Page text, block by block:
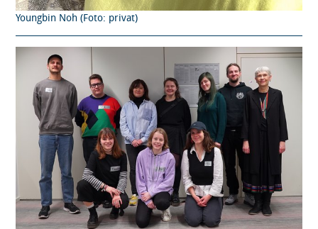
Youngbin Noh (Foto: privat)